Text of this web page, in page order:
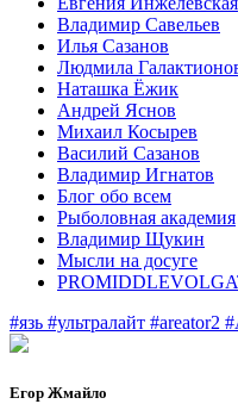
Владимир Савельев
Илья Сазанов
Людмила
Наташка Ёжик
Андрей Яснов
Михаил Косырев
Василий Сазанов
Владимир Игнатов
Блог обо всем
Рыболовная академия
Владимир Щукин
Мысли на досуге
#язь #ультралайт #areator2
Егор Жмайло